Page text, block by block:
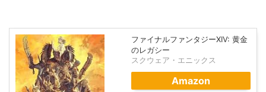
ファイナルファンタジーXIV: 黄金
のレガシー
スクウェア・エニックス
Amazon